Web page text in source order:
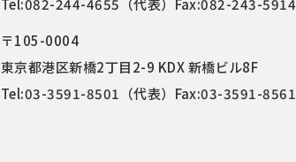
〒105-0004
東京都港区新橋2丁目2-9 KDX 新橋ビル8F
Tel:03-3591-8501 （代表）Fax:03-3591-8561